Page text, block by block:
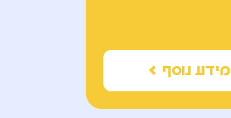
מידע נוסף